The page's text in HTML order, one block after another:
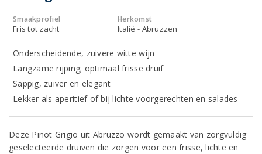
Smaakprofiel
Fris tot zacht
Herkomst
Italië - Abruzzen
Onderscheidende, zuivere witte wijn
Langzame rijping; optimaal frisse druif
Sappig, zuiver en elegant
Lekker als aperitief of bij lichte voorgerechten en salades
Deze Pinot Grigio uit Abruzzo wordt gemaakt van zorgvuldig
geselecteerde druiven die zorgen voor een frisse, lichte en